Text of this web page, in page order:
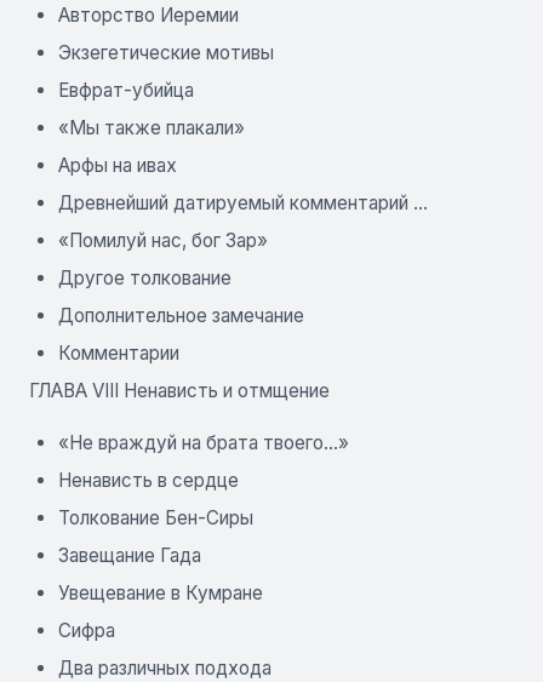
Авторство Иеремии
Экзегетические мотивы
Евфрат-убийца
«Мы также плакали»
Арфы на ивах
Древнейший датируемый комментарий ...
«Помилуй нас, бог Зар»
Другое толкование
Дополнительное замечание
Комментарии
ГЛАВА VIII Ненависть и отмщение
«Не враждуй на брата твоего...»
Ненависть в сердце
Толкование Бен-Сиры
Завещание Гада
Увещевание в Кумране
Сифра
Два различных подхода